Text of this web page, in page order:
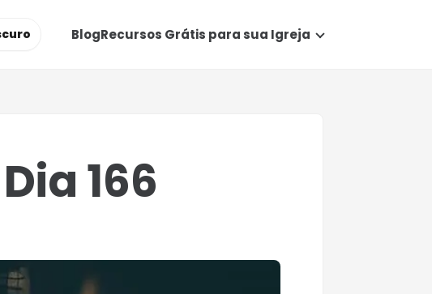
BlogRecursos Grátis para sua Igreja
166